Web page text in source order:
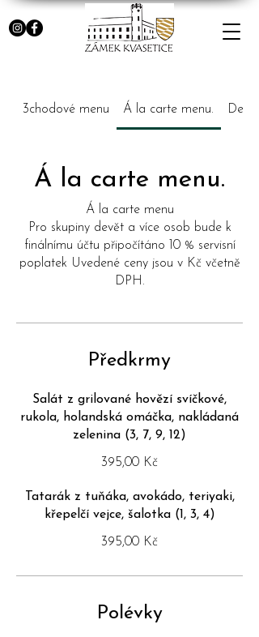
3chodové menu Á la carte menu.
Á la carte menu.
Á la carte menu
Pro skupiny devět a více osob bude k
finálnímu účtu připočítáno 10 % servisní
poplatek Uvedené ceny jsou v Kč včetně
Předkrmy
Salát z grilované hovězí svíčkové,
rukola, holandská omáčka, nakládaná
zelenina (3, 7, 9, 12)
395,00 Kč
Tatarák z tuňáka, avokádo, teriyaki,
křepelčí vejce, šalotka (1, 3, 4)
395,00 Kč
Polévky